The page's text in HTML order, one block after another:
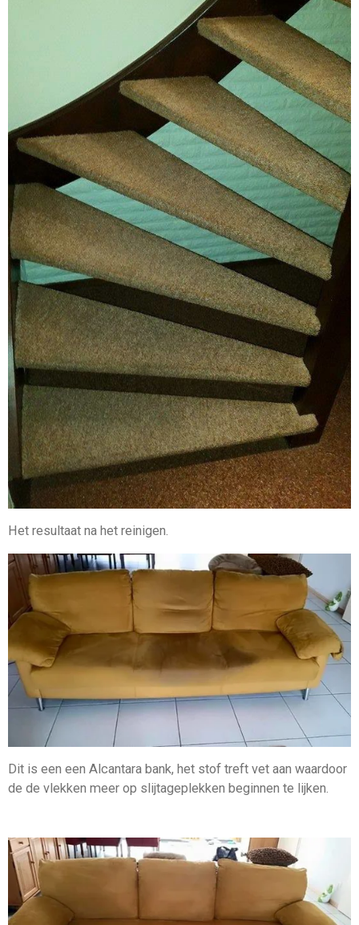
Het resultaat na het reinigen.
Dit is een een Alcantara bank, het stof treft vet aan waardoor
de de vlekken meer op slijtageplekken beginnen te lijken.